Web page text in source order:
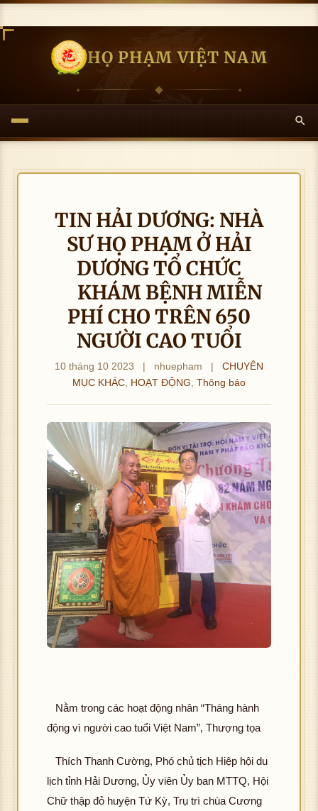
HỌ PHẠM VIỆT NAM
TIN HẢI DƯƠNG: NHÀ
SƯ HỌ PHẠM Ở HẢI
DƯƠNG TỔ CHỨC
KHÁM BỆNH MIỄN
PHÍ CHO TRÊN 650
NGƯỜI CAO TUỔI
10 tháng 10 2023 | nhuepham |
CHUYÊN
MỤC KHÁC HOẠT ĐỘNG Thông báo
Nằm trong các hoạt động nhân “Tháng hành
động vì người cao tuổi Việt Nam”, Thượng tọa
Thích Thanh Cường, Phó chủ tịch Hiệp hội du
lịch tỉnh Hải Dương, Ủy viên Ủy ban MTTQ, Hội
Chữ thập đỏ huyện Tứ Kỳ, Trụ trì chùa Cương